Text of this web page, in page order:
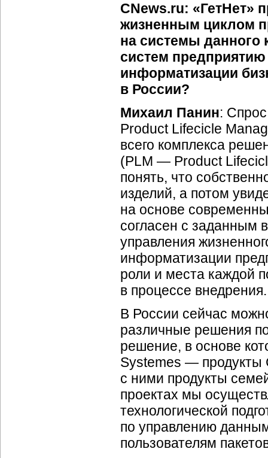
CNews.ru: «ГетНет»
жизненным циклом
на системы данного
систем
информатизации
в России?
Михаил Панин:
Product Lifecicle
всего комплекса
(PLM — Product
понять, что
изделий, а потом
на основе
согласен с заданным
управления
информатизации
роли и места каждой
в процессе внедрения.
В России сейчас
различные решения
решение, в основе
Systemes — продукты
с ними продукты
проектах мы
технологической
по управлению
пользователям